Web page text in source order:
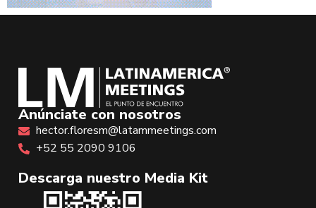
Anúnciate con nosotros
hector.floresm@latammeetings.com
+52 55 2090 9106
Descarga nuestro Media Kit